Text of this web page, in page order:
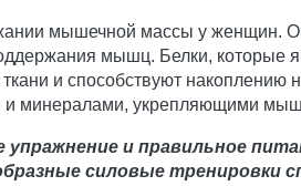
мышечной массы у женщин.
мышц. Белки,
и способствуют накоплению
и минералами, укрепляющими
и правильное
силовые